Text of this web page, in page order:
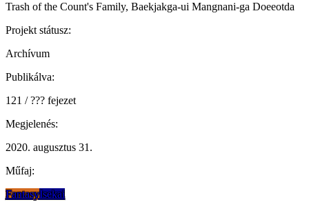
Trash of the Count's Family, Baekjakga-ui Mangnani-ga Doeeotda
Projekt státusz:
Archívum
Publikálva:
121 / ??? fejezet
Megjelenés:
2020. augusztus 31.
Műfaj:
FantasyIsekai